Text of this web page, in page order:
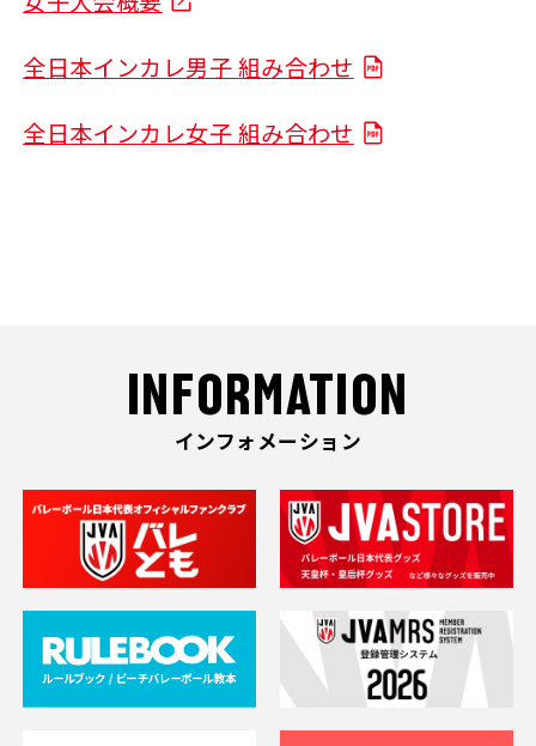
全日本インカレ男子 組み合わせ
全日本インカレ女子 組み合わせ
INFORMATION
インフォメーション